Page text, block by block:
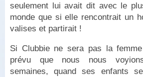
seulement lui avait dit avec le
monde que si elle rencontrait un
valises et partirait !
Si Clubbie ne sera pas la
prévu que nous nous
semaines, quand ses enfants